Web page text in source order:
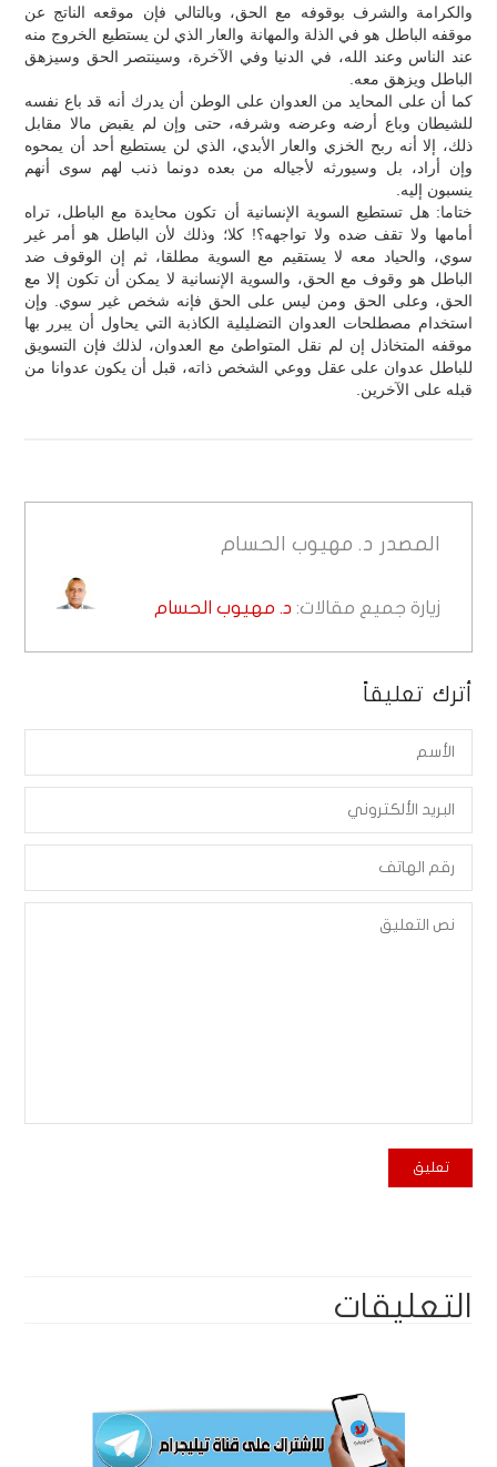
والكرامة والشرف بوقوفه مع الحق، وبالتالي فإن موقعه الناتج عن
موقفه الباطل هو في الذلة والمهانة والعار الذي لن يستطيع الخروج منه
عند الناس وعند الله، في الدنيا وفي الآخرة، وسينتصر الحق وسيزهق
الباطل ويزهق معه.
كما أن على المحايد من العدوان على الوطن أن يدرك أنه قد باع نفسه
للشيطان وباع أرضه وعرضه وشرفه، حتى وإن لم يقبض مالا مقابل
ذلك، إلا أنه ربح الخزي والعار الأبدي، الذي لن يستطيع أحد أن يمحوه
وإن أراد، بل وسيورثه لأجياله من بعده دونما ذنب لهم سوى أنهم
ينسبون إليه.
ختاما: هل تستطيع السوية الإنسانية أن تكون محايدة مع الباطل، تراه
أمامها ولا تقف ضده ولا تواجهه؟! كلا؛ وذلك لأن الباطل هو أمر غير
سوي، والحياد معه لا يستقيم مع السوية مطلقا، ثم إن الوقوف ضد
الباطل هو وقوف مع الحق، والسوية الإنسانية لا يمكن أن تكون إلا مع
الحق، وعلى الحق ومن ليس على الحق فإنه شخص غير سوي. وإن
استخدام مصطلحات العدوان التضليلية الكاذبة التي يحاول أن يبرر بها
موقفه المتخاذل إن لم نقل المتواطئ مع العدوان، لذلك فإن التسويق
للباطل عدوان على عقل ووعي الشخص ذاته، قبل أن يكون عدوانا من
قبله على الآخرين.
المصدر د. مهيوب الحسام
زيارة جميع مقالات: د. مهيوب الحسام
أترك تعليقاً
التعليقات